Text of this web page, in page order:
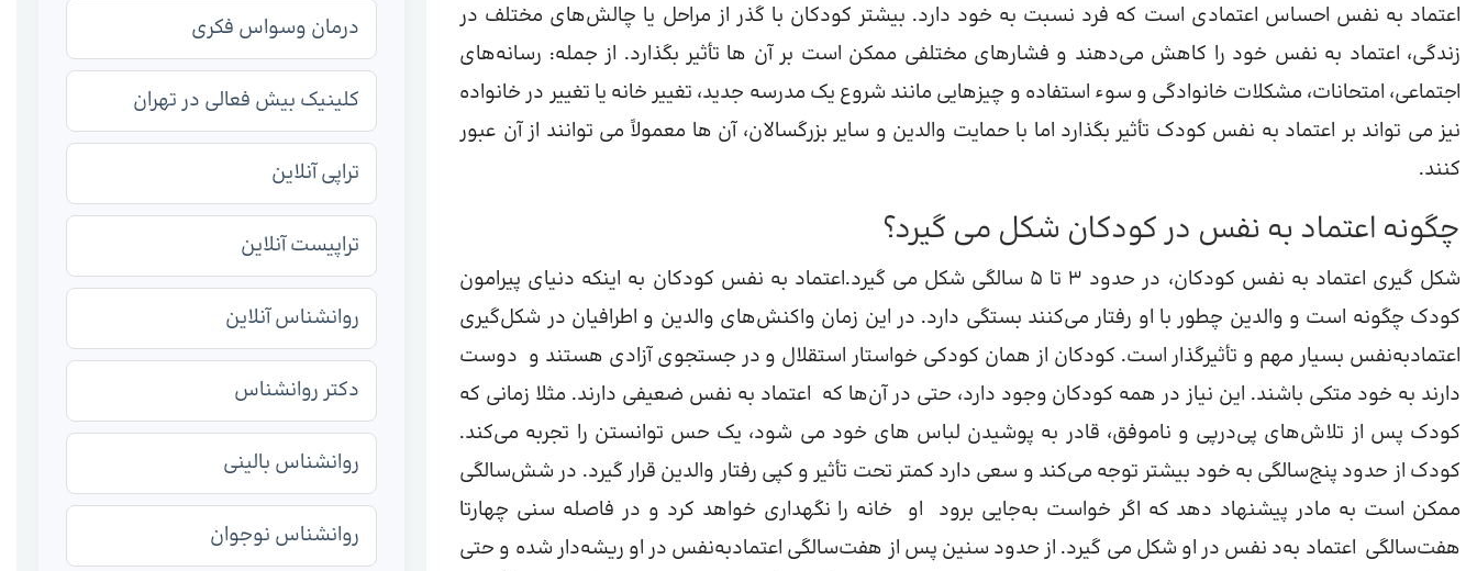
اعتماد به نفس احساس اعتمادی است که فرد نسبت به خود دارد. بیشتر کودکان با گذر از مراحل یا چالش‌های مختلف در
زندگی، اعتماد به نفس خود را کاهش می‌دهند و فشارهای مختلفی ممکن است بر آن ها تأثیر بگذارد. از جمله: رسانه‌های
اجتماعی، امتحانات، مشکلات خانوادگی و سوء استفاده و چیزهایی مانند شروع یک مدرسه جدید، تغییر خانه یا تغییر در خانواده
نیز می تواند بر اعتماد به نفس کودک تأثیر بگذارد اما با حمایت والدین و سایر بزرگسالان، آن ها معمولاً می توانند از آن عبور
کنند.
چگونه اعتماد به نفس در کودکان شکل می گیرد؟
شکل گیری اعتماد به‌ نفس کودکان، در حدود ۳ تا ۵ سالگی شکل می گیرد.اعتماد به نفس کودکان به اینکه دنیای پیرامون
کودک چگونه است و والدین چطور با او رفتار می‌کنند بستگی دارد. در این زمان واکنش‌های والدین و اطرافیان در شکل‌گیری
اعتمادبه‌نفس بسیار مهم و تأثیرگذار است. کودکان از همان کودکی خواستار استقلال و در جستجوی آزادی هستند و دوست
دارند به خود متکی باشند. این نیاز در همه کودکان وجود دارد، حتی در آن‌ها که اعتماد به نفس ضعیفی دارند. مثلا زمانی که
کودک پس از تلاش‌های پی‌درپی و ناموفق، قادر به پوشیدن لباس های خود می شود، یک حس توانستن را تجربه می‌کند.
کودک از حدود پنج‌سالگی به خود بیشتر توجه می‌کند و سعی دارد کمتر تحت تأثیر و کپی رفتار والدین قرار گیرد. در شش‌سالگی
ممکن است به مادر پیشنهاد دهد که اگر خواست به‌جایی برود او خانه را نگهداری خواهد کرد و در فاصله سنی چهارتا
هفت‌سالگی اعتماد به‌د نفس در او شکل می‌ گیرد. از حدود سنین پس از هفت‌سالگی اعتمادبه‌نفس در او ریشه‌دار شده و حتی
درمان وسواس فکری
کلینیک بیش فعالی در تهران
تراپی آنلاین
تراپیست آنلاین
روانشناس آنلاین
دکتر روانشناس
روانشناس بالینی
روانشناس نوجوان